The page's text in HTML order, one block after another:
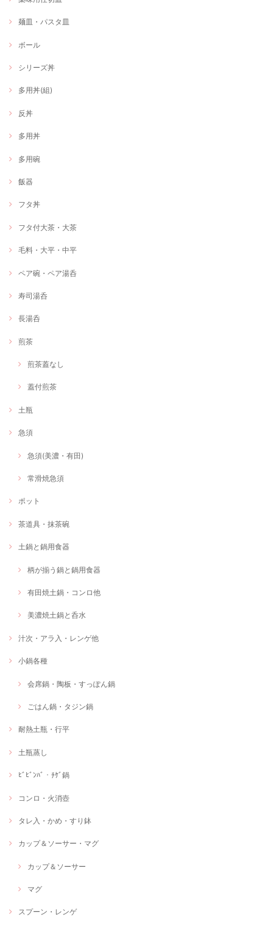
麺皿・パスタ皿
ボール
シリーズ丼
多用丼(組)
反丼
多用丼
多用碗
飯器
フタ丼
フタ付大茶・大茶
毛料・大平・中平
ペア碗・ペア湯呑
寿司湯呑
長湯呑
煎茶
煎茶蓋なし
蓋付煎茶
土瓶
急須
急須(美濃・有田)
常滑焼急須
ポット
茶道具・抹茶碗
土鍋と鍋用食器
柄が揃う鍋と鍋用食器
有田焼土鍋・コンロ他
美濃焼土鍋と呑水
汁次・アラ入・レンゲ他
小鍋各種
会席鍋・陶板・すっぽん鍋
ごはん鍋・タジン鍋
耐熱土瓶・行平
土瓶蒸し
ﾋﾞﾋﾞﾝﾊﾞ・ﾁｹﾞ鍋
コンロ・火消壺
タレ入・かめ・すり鉢
カップ＆ソーサー・マグ
カップ＆ソーサー
マグ
スプーン・レンゲ